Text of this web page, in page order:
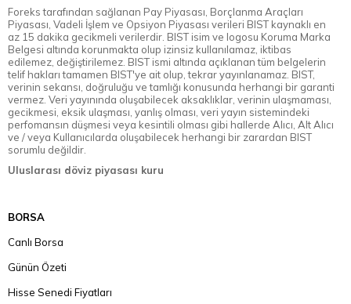
Foreks tarafından sağlanan Pay Piyasası, Borçlanma Araçları
Piyasası, Vadeli İşlem ve Opsiyon Piyasası verileri BIST kaynaklı en
az 15 dakika gecikmeli verilerdir. BIST isim ve logosu Koruma Marka
Belgesi altında korunmakta olup izinsiz kullanılamaz, iktibas
edilemez, değiştirilemez. BIST ismi altında açıklanan tüm belgelerin
telif hakları tamamen BIST'ye ait olup, tekrar yayınlanamaz. BIST,
verinin sekansı, doğruluğu ve tamlığı konusunda herhangi bir garanti
vermez. Veri yayınında oluşabilecek aksaklıklar, verinin ulaşmaması,
gecikmesi, eksik ulaşması, yanlış olması, veri yayın sistemindeki
perfomansın düşmesi veya kesintili olması gibi hallerde Alıcı, Alt Alıcı
ve / veya Kullanıcılarda oluşabilecek herhangi bir zarardan BIST
sorumlu değildir.
Uluslarası döviz piyasası kuru
BORSA
Canlı Borsa
Günün Özeti
Hisse Senedi Fiyatları